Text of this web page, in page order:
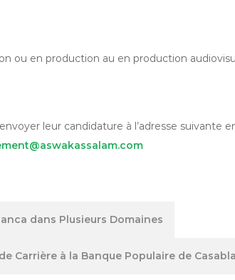
ou en production au en production
leur candidature à l’adresse suivante
dans Plusieurs Domaines
Carrière à la Banque Populaire de